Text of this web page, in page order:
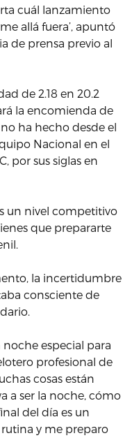
cuál lanzamiento
allá fuera’, apuntó
de prensa previo al
de 2.18 en 20.2
la encomienda de
ha hecho desde el
Nacional en el
por sus siglas en
un nivel competitivo
que prepararte
la incertidumbre
consciente de
noche especial para
profesional de
cosas están
a ser la noche, cómo
del día es un
y me preparo